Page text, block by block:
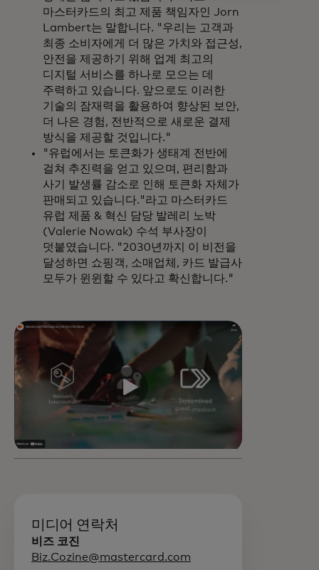
마스터카드의 최고 제품 책임자인 Jorn
Lambert는 말합니다. "우리는 고객과
최종 소비자에게 더 많은 가치와 접근성,
안전을 제공하기 위해 업계 최고의
디지털 서비스를 하나로 모으는 데
주력하고 있습니다. 앞으로도 이러한
기술의 잠재력을 활용하여 향상된 보안,
더 나은 경험, 전반적으로 새로운 결제
방식을 제공할 것입니다."
"유럽에서는 토큰화가 생태계 전반에
걸쳐 추진력을 얻고 있으며, 편리함과
사기 발생률 감소로 인해 토큰화 자체가
판매되고 있습니다."라고 마스터카드
유럽 제품 & 혁신 담당 발레리 노박
(Valerie Nowak) 수석 부사장이
덧붙였습니다. "2030년까지 이 비전을
달성하면 쇼핑객, 소매업체, 카드 발급사
모두가 윈윈할 수 있다고 확신합니다."
미디어 연락처
비즈 코진
Biz.Cozine@mastercard.com